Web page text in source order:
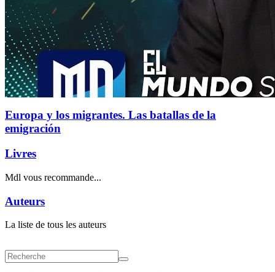
Europa y los migrantes. Las batallas de la
emigración
Livres
Mdl vous recommande...
Auteurs
La liste de tous les auteurs